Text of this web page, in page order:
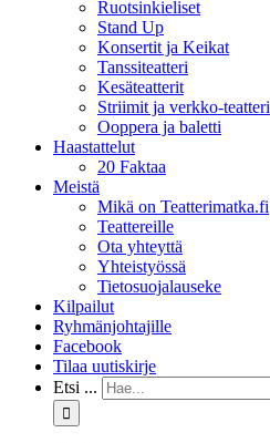
Ruotsinkieliset
Stand Up
Konsertit ja Keikat
Tanssiteatteri
Kesäteatterit
Striimit ja verkko-teatteri
Ooppera ja baletti
Haastattelut
20 Faktaa
Meistä
Mikä on Teatterimatka.fi
Teattereille
Ota yhteyttä
Yhteistyössä
Tietosuojalauseke
Kilpailut
Ryhmänjohtajille
Facebook
Tilaa uutiskirje
Etsi ...